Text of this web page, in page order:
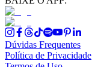
Dúvidas Frequentes
Política de Privacidade